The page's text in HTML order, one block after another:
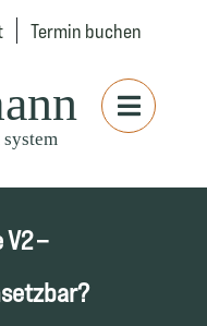
Termin buchen
–